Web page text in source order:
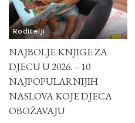
Roditelji
NAJBOLJE KNJIGE ZA
DJECU U 2026. – 10
NAJPOPULARNIJIH
NASLOVA KOJE DJECA
OBOŽAVAJU